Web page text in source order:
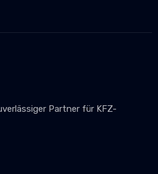
Partner für KFZ-